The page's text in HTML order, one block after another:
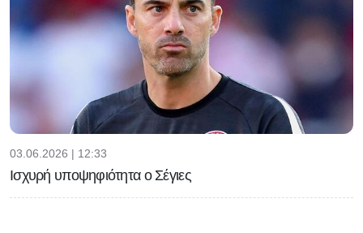
03.06.2026 | 12:33
Ισχυρή υποψηφιότητα ο Σέγιες